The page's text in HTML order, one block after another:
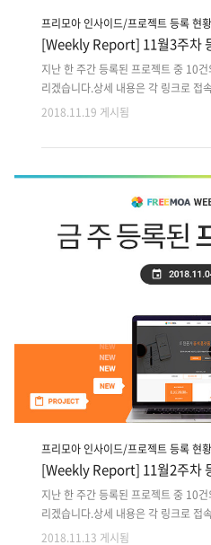
프리모아 인사이드/프로젝트 등록 현황
[Weekly Report] 11월3주차
지난 한 주간 등록된 프로젝트 중 10
리겠습니다.상세 내용은 각 링크로 접
후 확인 가능합니다. 지난 주 등록된 프
세요!! 1. 해외향 구인구직 앱서비스
터 모빌리티 Android 앱디자인+개발
자인, 개발6. 영상스트리밍 서비스
원 및 강사/운동 공간 연결 앱플랫폼
개발 및 유지보수9. 셔틀버스 노선 설
2018.11.19 게시됨
프리모아 인사이드/프로젝트 등록 현황
[Weekly Report] 11월2주차
지난 한 주간 등록된 프로젝트 중 10
리겠습니다.상세 내용은 각 링크로 접
후 확인 가능합니다. 지난 주 등록된 프
2018.11.13 게시됨